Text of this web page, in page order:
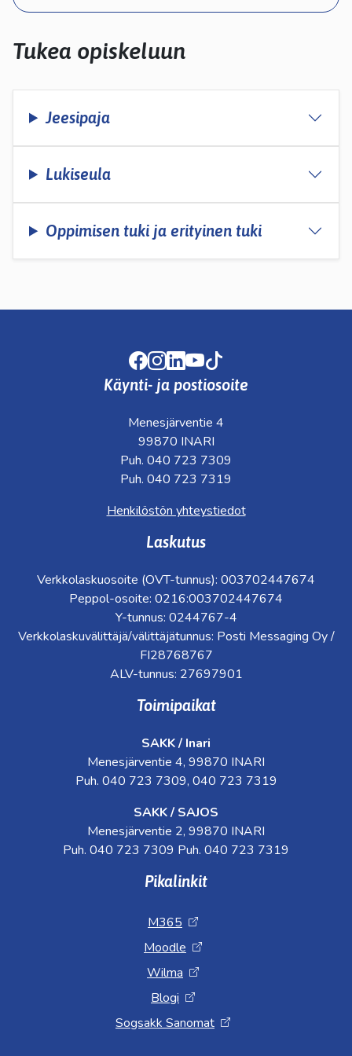
pyyhkäisyliikkeitä.
Tukea opiskeluun
Jeesipaja
Lukiseula
Oppimisen tuki ja erityinen tuki
Facebook
Instagram
LinkedIn
Youtube
Käynti- ja postiosoite
Menesjärventie 4
99870 INARI
Puh. 040 723 7309
Puh. 040 723 7319
Henkilöstön yhteystiedot
Laskutus
Verkkolaskuosoite (OVT-tunnus): 003702447674
Peppol-osoite: 0216:003702447674
Y-tunnus: 0244767-4
Verkkolaskuvälittäjä/välittäjätunnus: Posti Messaging Oy /
FI28768767
ALV-tunnus: 27697901
Toimipaikat
SAKK / Inari
Menesjärventie 4, 99870 INARI
Puh. 040 723 7309, 040 723 7319
SAKK / SAJOS
Menesjärventie 2, 99870 INARI
Puh. 040 723 7309 Puh. 040 723 7319
Pikalinkit
M365
Moodle
Wilma
Blogi
Sogsakk Sanomat